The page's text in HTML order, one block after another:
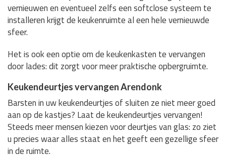
vernieuwen en eventueel zelfs een softclose systeem te
installeren krijgt de keukenruimte al een hele vernieuwde
sfeer.
Het is ook een optie om de keukenkasten te vervangen
door lades: dit zorgt voor meer praktische opbergruimte.
Keukendeurtjes vervangen Arendonk
Barsten in uw keukendeurtjes of sluiten ze niet meer goed
aan op de kastjes? Laat de keukendeurtjes vervangen!
Steeds meer mensen kiezen voor deurtjes van glas: zo ziet
u precies waar alles staat en het geeft een gezellige sfeer
in de ruimte.